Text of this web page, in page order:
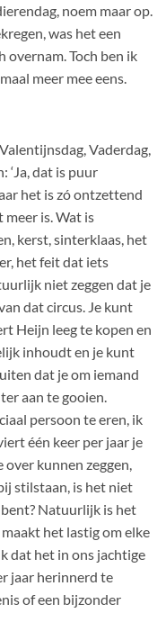
noem maar op.
was het een
Toch ben ik
meer mee eens.
Vaderdag,
‘Ja, dat is puur
het is zó ontzettend
is. Wat is
kerst, sinterklaas, het
het feit dat iets
niet zeggen dat je
dat circus. Je kunt
Heijn leeg te kopen en
inhoudt en je kunt
dat je om iemand
aan te gooien.
persoon te eren, ik
één keer per jaar je
kunnen zeggen,
stilstaan, is het niet
Natuurlijk is het
het lastig om elke
dat het in ons jachtige
jaar herinnerd te
of een bijzonder